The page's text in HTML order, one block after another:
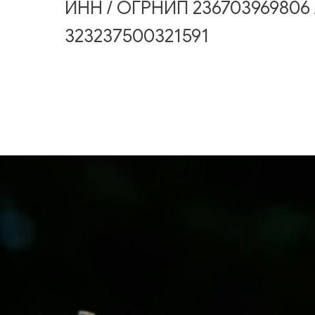
ИНН / ОГРНИП 236703969806
323237500321591